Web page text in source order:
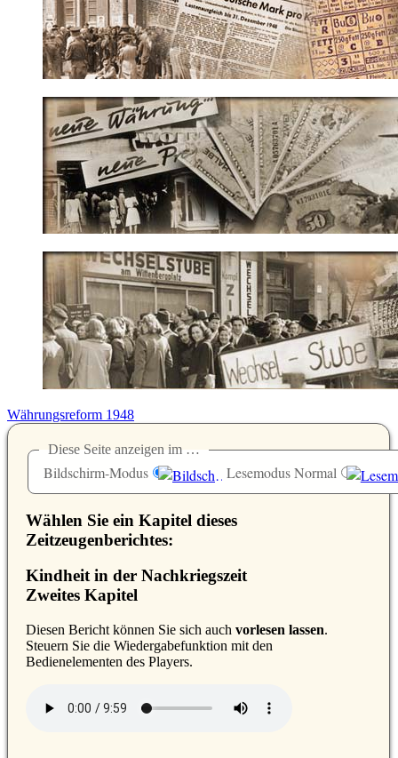
Währungsreform 1948
Diese Seite anzeigen im …
Bildschirm-Modus Lesemodus Normal
Wählen Sie ein Kapitel dieses
Zeitzeugenberichtes:
Kindheit in der Nachkriegszeit
Zweites Kapitel
Diesen Bericht können Sie sich auch vorlesen lassen.
Steuern Sie die Wiedergabefunktion mit den
Bedienelementen des Players.